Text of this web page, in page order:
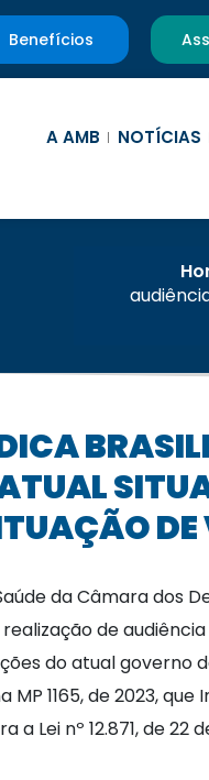
Benefícios
A AMB NOTÍCIAS
da Câmara dos
de
do atual
1165, de 2023,
Lei nº 12.871, de 22